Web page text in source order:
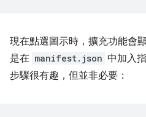
現在點選圖示時，擴充功能會
是在 manifest.json 中加入
步驟很有趣，但並非必要：